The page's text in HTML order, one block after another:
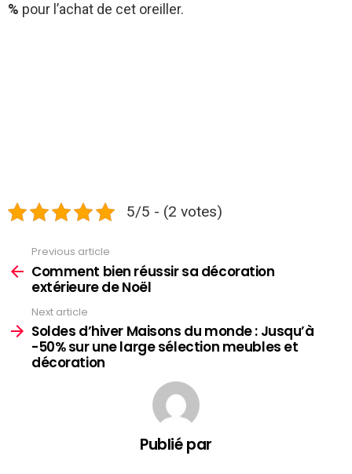
% pour l’achat de cet oreiller.
5/5 - (2 votes)
more
Previous article
Comment bien réussir sa décoration
extérieure de Noël
Next article
Soldes d’hiver Maisons du monde : Jusqu’à
-50% sur une large sélection meubles et
décoration
Publié par